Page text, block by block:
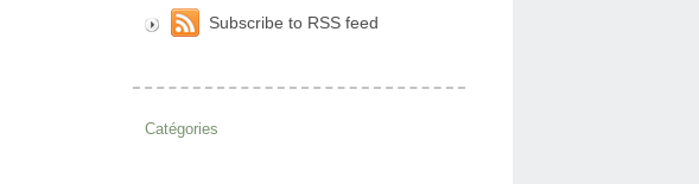
Subscribe to RSS feed
Catégories